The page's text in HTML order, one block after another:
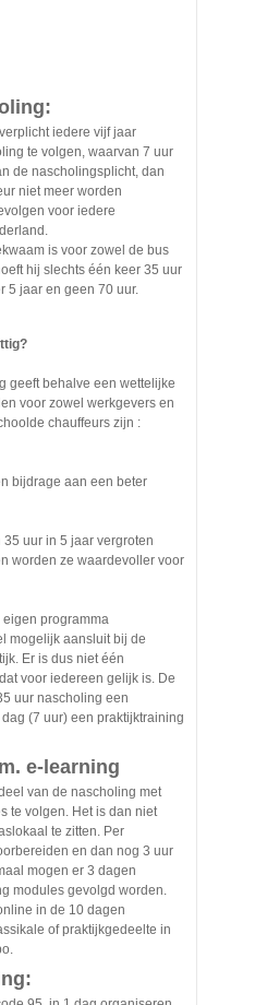
iedere vijf jaar
te volgen, waarvan 7 uur
de nascholingsplicht, dan
niet meer worden
voor iedere
is voor zowel de bus
hij slechts één keer 35 uur
5 jaar en geen 70 uur.
geeft behalve een wettelijke
voor zowel werkgevers en
chauffeurs zijn :
bijdrage aan een beter
uur in 5 jaar vergroten
worden ze waardevoller voor
eigen programma
mogelijk aansluit bij de
Er is dus niet één
voor iedereen gelijk is. De
uur nascholing een
(7 uur) een praktijktraining
e-learning
van de nascholing met
te volgen. Het is dan niet
te zitten. Per
en dan nog 3 uur
mogen er 3 dagen
modules gevolgd worden.
in de 10 dagen
of praktijkgedeelte in